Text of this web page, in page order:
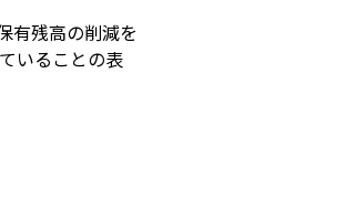
有残高の削減を
いることの表